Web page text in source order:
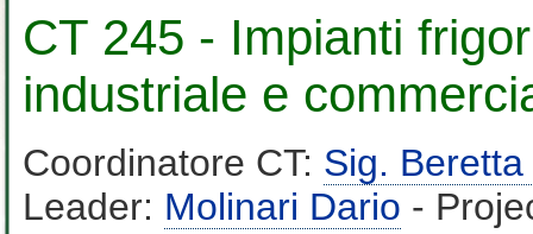
CT 245 - Impianti
industriale e
Coordinatore CT: Sig.
Leader: Molinari Dario -